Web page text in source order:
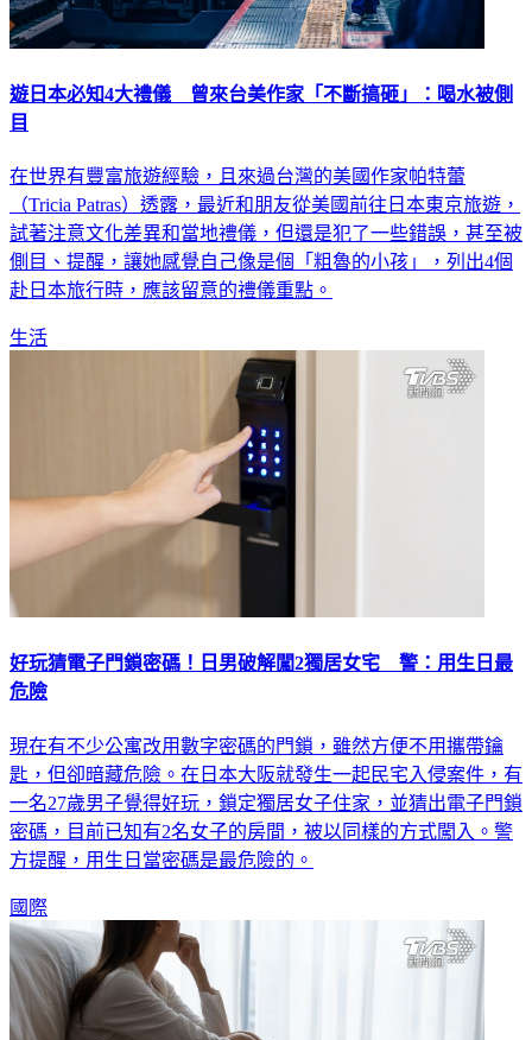
遊日本必知4大禮儀 曾來台美作家「不斷搞砸」：喝水被側
目
在世界有豐富旅遊經驗，且來過台灣的美國作家帕特蕾
（Tricia Patras）透露，最近和朋友從美國前往日本東京旅遊，
試著注意文化差異和當地禮儀，但還是犯了一些錯誤，甚至被
側目、提醒，讓她感覺自己像是個「粗魯的小孩」，列出4個
赴日本旅行時，應該留意的禮儀重點。
生活
好玩猜電子門鎖密碼！日男破解闖2獨居女宅 警：用生日最
危險
現在有不少公寓改用數字密碼的門鎖，雖然方便不用攜帶鑰
匙，但卻暗藏危險。在日本大阪就發生一起民宅入侵案件，有
一名27歲男子覺得好玩，鎖定獨居女子住家，並猜出電子門鎖
密碼，目前已知有2名女子的房間，被以同樣的方式闖入。警
方提醒，用生日當密碼是最危險的。
國際